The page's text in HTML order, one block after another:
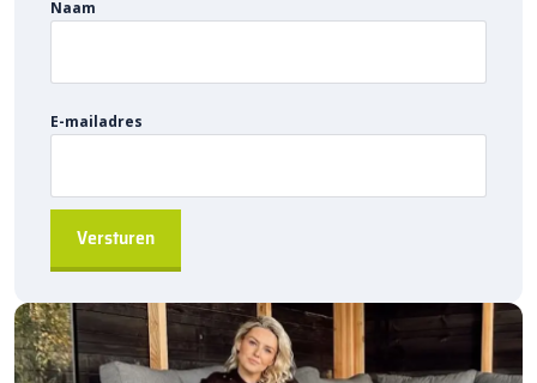
robuuste oplossing.
graag verder!
Naam
E-mailadres